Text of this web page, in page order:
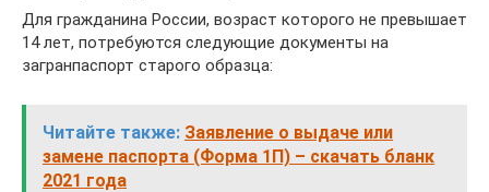
Для гражданина России, возраст которого не превышает
14 лет, потребуются следующие документы на
загранпаспорт старого образца:
Читайте также: Заявление о выдаче или
замене паспорта (Форма 1П) – скачать бланк
2021 года